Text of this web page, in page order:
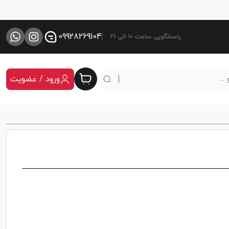
09928269104 پاسخگویی ساعت 10 الی 21
ورود / عضویت